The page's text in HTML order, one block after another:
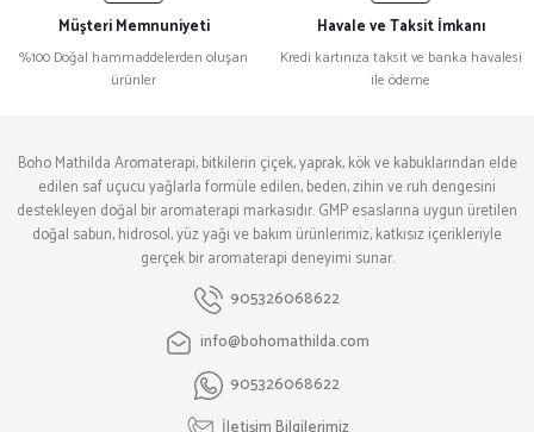
Müşteri Memnuniyeti
%100 Doğal hammaddelerden oluşan
ürünler
Havale ve Taksit İmkanı
Kredi kartınıza taksit ve banka havalesi
ile ödeme
Boho Mathilda Aromaterapi, bitkilerin çiçek, yaprak, kök ve kabuklarından elde
edilen saf uçucu yağlarla formüle edilen, beden, zihin ve ruh dengesini
destekleyen doğal bir aromaterapi markasıdır. GMP esaslarına uygun üretilen
doğal sabun, hidrosol, yüz yağı ve bakım ürünlerimiz, katkısız içerikleriyle
gerçek bir aromaterapi deneyimi sunar.
905326068622
info@bohomathilda.com
905326068622